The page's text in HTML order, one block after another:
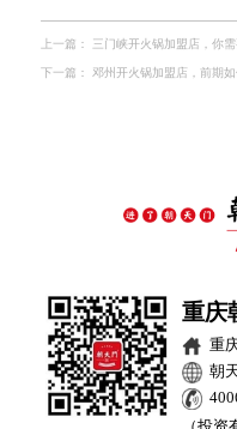
上一篇： 三门峡开火锅加盟店，你
下一篇： 邓州开火锅加盟店，前期
重庆
重
朝